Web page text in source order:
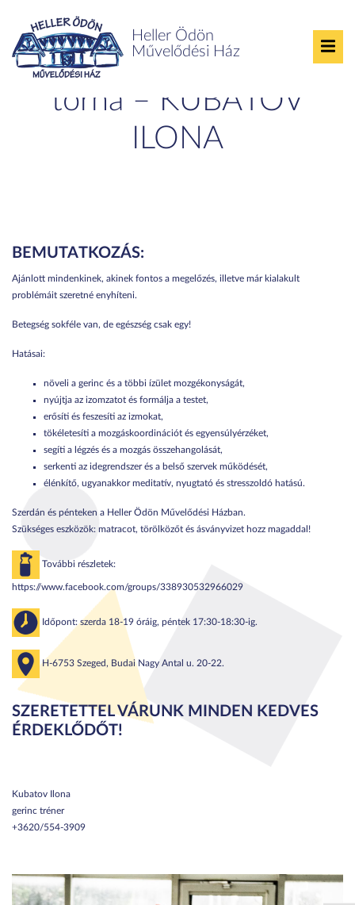
Heller Ödön
Művelődési Ház
Gerinc- és tartásjavító
torna – KUBATOV
ILONA
BEMUTATKOZÁS:
Ajánlott mindenkinek, akinek fontos a megelőzés, illetve már kialakult
problémáit szeretné enyhíteni.
Betegség sokféle van, de egészség csak egy!
Hatásai:
növeli a gerinc és a többi ízület mozgékonyságát,
nyújtja az izomzatot és formálja a testet,
erősíti és feszesíti az izmokat,
tökéletesíti a mozgáskoordinációt és egyensúlyérzéket,
segíti a légzés és a mozgás összehangolását,
serkenti az idegrendszer és a belső szervek működését,
élénkítő, ugyanakkor meditatív, nyugtató és stresszoldó hatású.
Szerdán és pénteken a Heller Ödön Művelődési Házban.
Szükséges eszközök: matracot, törölközőt és ásványvizet hozz magaddal!
További részletek:
https://www.facebook.com/groups/338930532966029
Időpont: szerda 18-19 óráig, péntek 17:30-18:30-ig.
H-6753 Szeged, Budai Nagy Antal u. 20-22.
SZERETETTEL VÁRUNK MINDEN KEDVES
ÉRDEKLŐDŐT!
Kubatov Ilona
gerinc tréner
+3620/554-3909